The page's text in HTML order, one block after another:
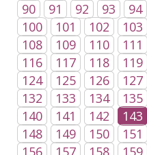
90
91 92 93 94
100
101 102 103
108
109 110 111
116
117 118 119
124
125 126 127
132
133 134 135
140
141 142 143
148
149 150 151
156
157 158 159